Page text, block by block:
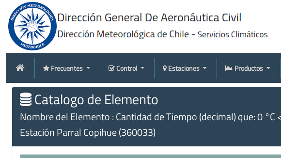
Frecuentes Control Estaciones Productos
Catalogo de Elemento
Nombre del Elemento : Cantidad de Tiempo (decimal) que: 0
Estación Parral Copihue (360033)